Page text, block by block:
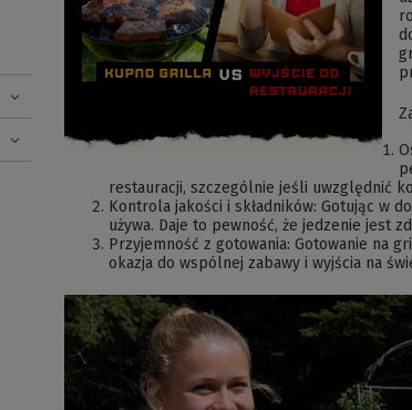
restauracji, szczególnie jeśli uwzględnić
Kontrola jakości i składników: Gotując w
używa. Daje to pewność, że jedzenie jest
Przyjemność z gotowania: Gotowanie na
okazja do wspólnej zabawy i wyjścia na